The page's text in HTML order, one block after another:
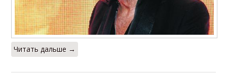
Читать дальше →